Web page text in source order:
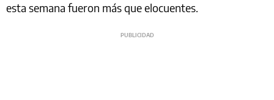
esta semana fueron más que elocuentes.